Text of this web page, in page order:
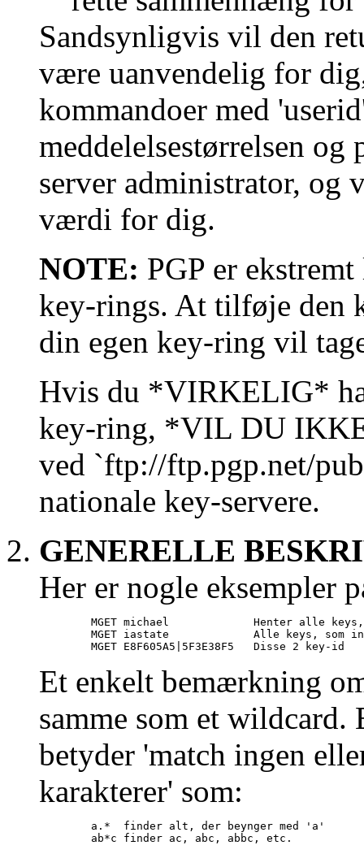
Sandsynligvis vil den
være uanvendelig for
kommandoer med
meddelelsestørrelsen
server administrator, og
værdi for dig.
NOTE: PGP er
key-rings. At tilføje den
din egen key-ring vil
Hvis du *VIRKELIG*
key-ring, *VIL DU
ved `ftp://ftp.pgp.net/
nationale key-servere.
GENERELLE
Her er nogle eksempler
MGET michael             Henter alle
MGET iastate             Alle keys, som
Et enkelt bemærkning
samme som et
betyder 'match ingen
karakterer' som:
        a.*  finder alt, der beynger med 'a'